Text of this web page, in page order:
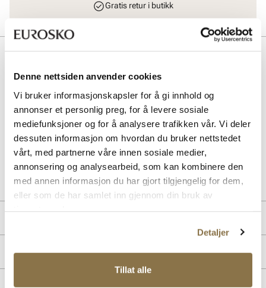
Denne nettsiden anvender cookies
Vi bruker informasjonskapsler for å gi innhold og
annonser et personlig preg, for å levere sosiale
mediefunksjoner og for å analysere trafikken vår. Vi deler
dessuten informasjon om hvordan du bruker nettstedet
vårt, med partnerne våre innen sosiale medier,
annonsering og analysearbeid, som kan kombinere den
med annen informasjon du har gjort tilgjengelig for dem,
eller som de har samlet inn gjennom din bruk av
Detaljer
Tillat alle
Gratis retur i butikk
Beskrivelse
Myk slip-in sandal i premium skinn med de helt riktige detaljene fra
Stockholm Design Group. Remsandal med moderne fisherman
inspirert look og elegante gulldetaljer. Modellen er skinnfòret og har
en ekstra myk fotseng som gir god komfort hele dagen. Fleksibel og
komfortabel yttersåle. Sandalen justeres enkelt med en lekker
gullspenne over vristen.
Art. nr41163007
Lev. art. nr26V1178
Merke